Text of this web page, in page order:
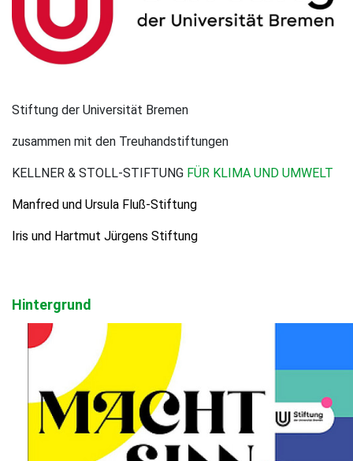
Stiftung der Universität Bremen
zusammen mit den Treuhandstiftungen
KELLNER & STOLL-STIFTUNG FÜR KLIMA UND UMWELT
Manfred und Ursula Fluß-Stiftung
Iris und Hartmut Jürgens Stiftung
Hintergrund